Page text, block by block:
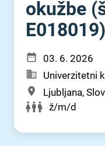
okužbe
E018019)
03. 6. 2026
Univerzitetni
Ljubljana,
ž/m/d